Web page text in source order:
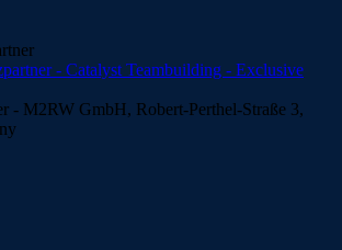
- M2RW GmbH, Robert-Perthel-Straße 3,